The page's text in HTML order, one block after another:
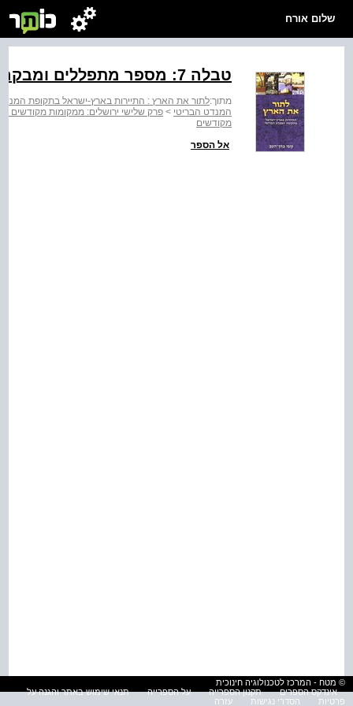
שלום אורח
טבלה ‭:7‬ מספר מתפללים ומבקרים בכותל, תש"ב-תש"ז
מתוך:לתור את הארץ : התיירות בארץ-ישראל בתקופת המנדט 1948-
המנדט הבריטי > פרק שלישי ירושלים: ממקומות מקודשים
מקודשים
אל הספר
© מטח - המרכז לטכנולוגיה חינוכית
אינדקס הספרים
תקנון הספרייה על הספרייה
תנאי שימוש באתר והגנה על
פרטיות
הסדרי נגישות עזרה